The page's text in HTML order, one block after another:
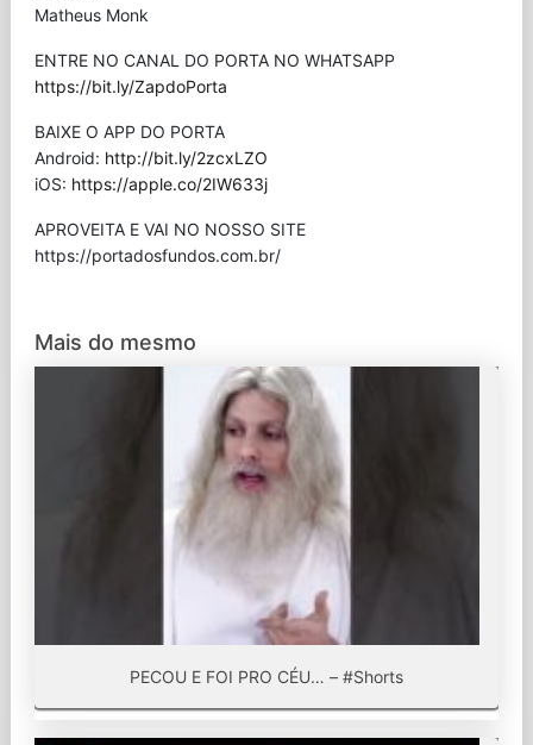
Matheus Monk
ENTRE NO CANAL DO PORTA NO WHATSAPP
https://bit.ly/ZapdoPorta
BAIXE O APP DO PORTA
Android: http://bit.ly/2zcxLZO
iOS: https://apple.co/2IW633j
APROVEITA E VAI NO NOSSO SITE
⁠https://portadosfundos.com.br/
Mais do mesmo
PECOU E FOI PRO CÉU… – #Shorts